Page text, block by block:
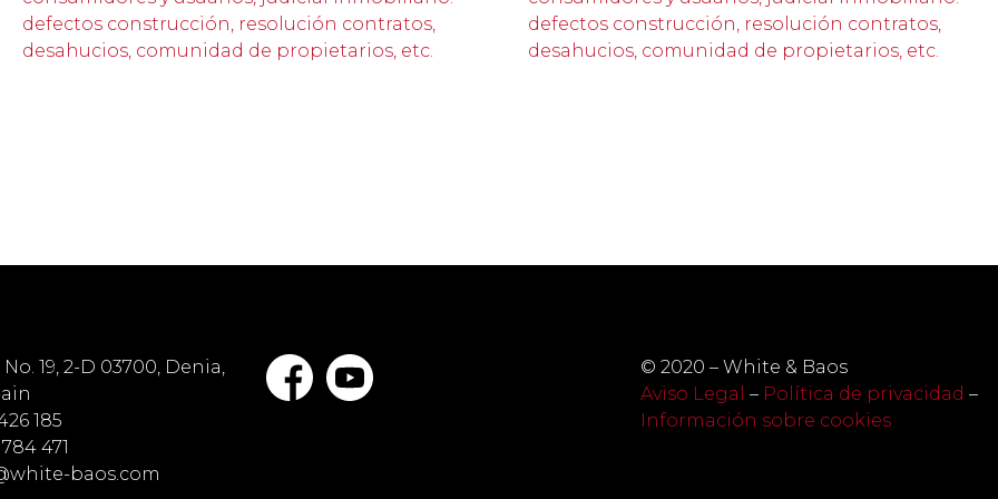
defectos construcción, resolución contratos,
desahucios, comunidad de propietarios, etc.
defectos construcción, resolución contratos,
desahucios, comunidad de propietarios, etc.
19, 2-D 03700, Denia,
185
471
baos.com
© 2020 – White & Baos
Aviso Legal – Política de privacidad –
Información sobre cookies